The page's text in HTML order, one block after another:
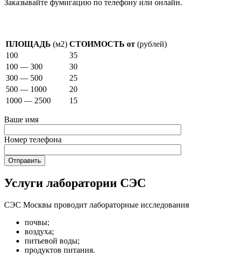
Заказывайте фумигацию по телефону или онлайн.
ПЛОЩАДЬ (м2) СТОИМОСТЬ от (рублей)
100
35
100 — 300
30
300 — 500
25
500 — 1000
20
1000 — 2500
15
Ваше имя
Номер телефона
Услуги лаборатории СЭС
СЭС Москвы проводит лабораторные исследования
почвы;
воздуха;
питьевой воды;
продуктов питания.